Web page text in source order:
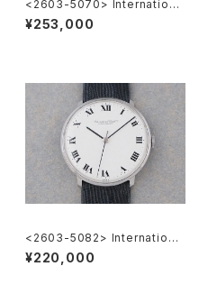
<2603-5070> Internationa
l Watch Co. R807A
¥253,000
<2603-5082> International
Watch Co. Cal.402
¥220,000